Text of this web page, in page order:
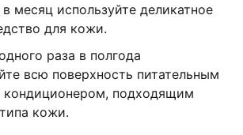
месяц используйте деликатное
для кожи.
раза в полгода
всю поверхность питательным
подходящим
кожи.